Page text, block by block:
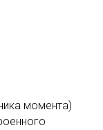
момента)